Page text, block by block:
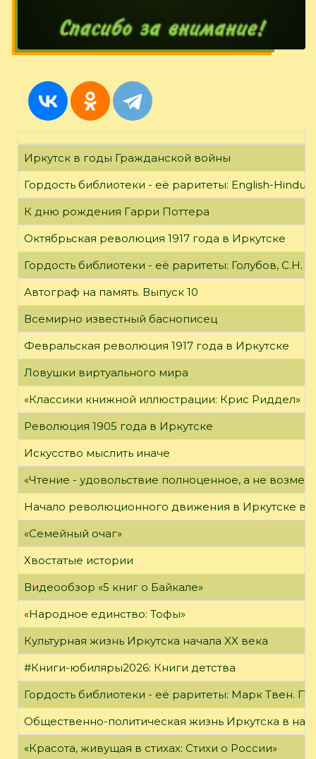
Иркутск в годы Гражданской войны
Гордость библиотеки - её раритеты: English-
К дню рождения Гарри Поттера
Октябрьская революция 1917 года в Иркутске
Гордость библиотеки - её раритеты: Голубов, С.Н.
Автограф на память. Выпуск 10
Всемирно известный баснописец
Февральская революция 1917 года в Иркутске
Ловушки виртуального мира
«Классики книжной иллюстрации: Крис Риддел»
Революция 1905 года в Иркутске
Искусство мыслить иначе
«Чтение - удовольствие полноценное, а не
Начало революционного движения в Иркутске в
«Семейный очаг»
Хвостатые истории
Видеообзор «5 книг о Байкале»
«Народное единство: Тофы»
Культурная жизнь Иркутска начала XX века
#Книги-юбиляры2026: Книги детства
Гордость библиотеки - её раритеты: Марк Твен.
Общественно-политическая жизнь Иркутска в
«Красота, живущая в стихах: Стихи о России»